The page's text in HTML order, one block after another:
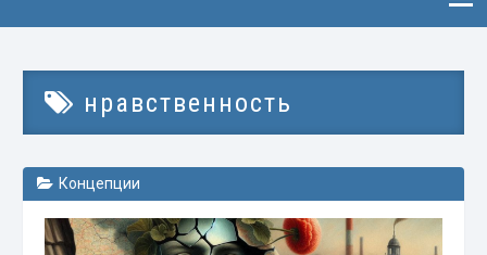
нравственность
Концепции